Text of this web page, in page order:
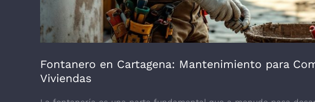
Fontanero en Cartagena: Mantenimiento para
Viviendas